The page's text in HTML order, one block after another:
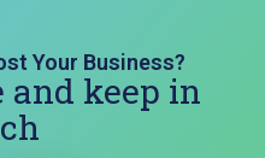
Your Business?
and keep in